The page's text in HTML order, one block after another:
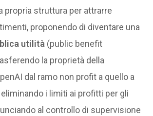
propria struttura per attrarre
proponendo di diventare una
utilità (public benefit
la proprietà della
dal ramo non profit a quello a
i limiti ai profitti per gli
al controllo di supervisione